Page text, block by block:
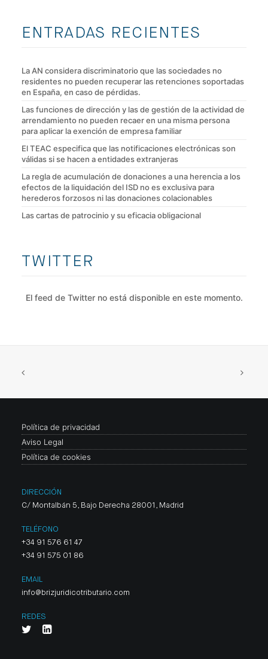
ENTRADAS RECIENTES
La AN considera discriminatorio que las sociedades no
residentes no pueden recuperar las retenciones soportadas
en España, en caso de pérdidas.
Las funciones de dirección y las de gestión de la actividad de
arrendamiento no pueden recaer en una misma persona
para aplicar la exención de empresa familiar
El TEAC especifica que las notificaciones electrónicas son
válidas si se hacen a entidades extranjeras
La regla de acumulación de donaciones a una herencia a los
efectos de la liquidación del ISD no es exclusiva para
herederos forzosos ni las donaciones colacionables
Las cartas de patrocinio y su eficacia obligacional
TWITTER
El feed de Twitter no está disponible en este momento.
Política de privacidad
Aviso Legal
Política de cookies
DIRECCIÓN
C/ Montalbán 5, Bajo Derecha 28001, Madrid
TELÉFONO
+34 91 576 61 47
+34 91 575 01 86
EMAIL
info@brizjuridicotributario.com
REDES